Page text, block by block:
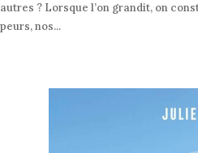
autres ? Lorsque l’on grandit, on
peurs, nos...